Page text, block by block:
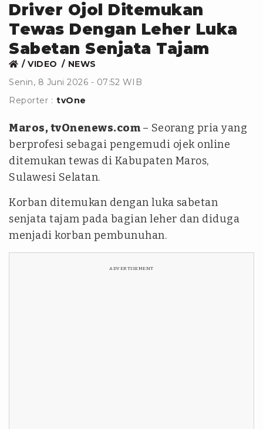
Driver Ojol Ditemukan
Tewas Dengan Leher Luka
Sabetan Senjata Tajam
VIDEO
NEWS
Senin, 8 Juni 2026 - 07:52 WIB
Reporter : tvOne
Maros, tvOnenews.com – Seorang pria yang
berprofesi sebagai pengemudi ojek online
ditemukan tewas di Kabupaten Maros,
Sulawesi Selatan.
Korban ditemukan dengan luka sabetan
senjata tajam pada bagian leher dan diduga
menjadi korban pembunuhan.
ADVERTISEMENT